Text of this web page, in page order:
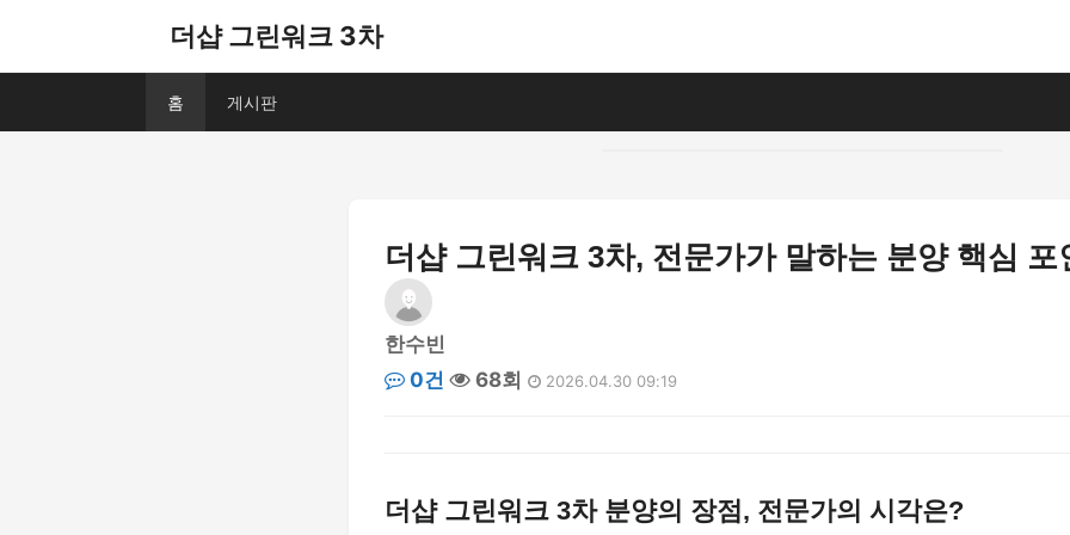
더샵 그린워크 3차
홈 게시판
더샵 그린워크 3차, 전문가가 말하는 분양 핵심 포
한수빈
0건
68회 2026.04.30 09:19
더샵 그린워크 3차 분양의 장점, 전문가의 시각은?